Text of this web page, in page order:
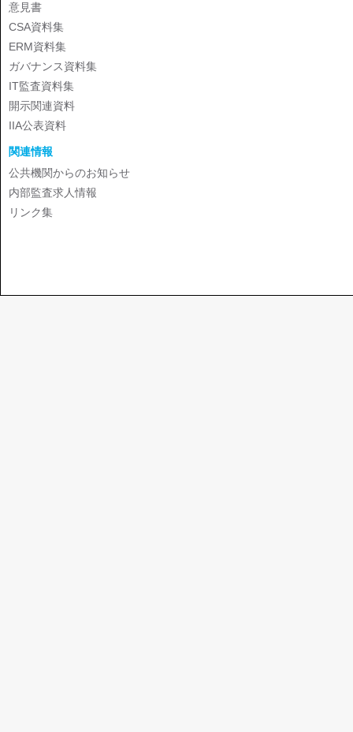
意見書
CSA資料集
ERM資料集
ガバナンス資料集
IT監査資料集
開示関連資料
IIA公表資料
関連情報
公共機関からのお知らせ
内部監査求人情報
リンク集